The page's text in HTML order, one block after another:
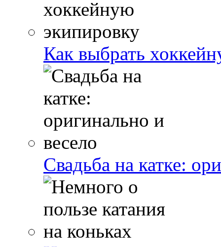
Как выбрать
Свадьба на катке: